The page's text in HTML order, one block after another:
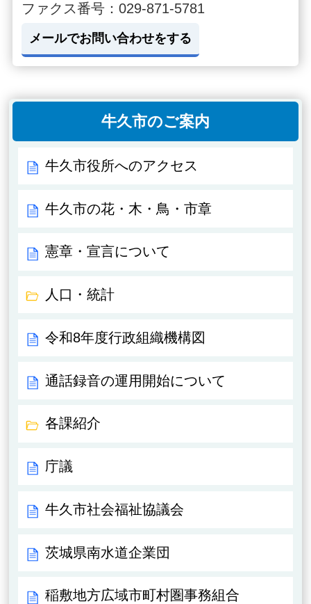
ファクス番号：029-871-5781
メールでお問い合わせをする
牛久市のご案内
牛久市役所へのアクセス
牛久市の花・木・鳥・市章
憲章・宣言について
人口・統計
令和8年度行政組織機構図
通話録音の運用開始について
各課紹介
庁議
牛久市社会福祉協議会
茨城県南水道企業団
稲敷地方広域市町村圏事務組合